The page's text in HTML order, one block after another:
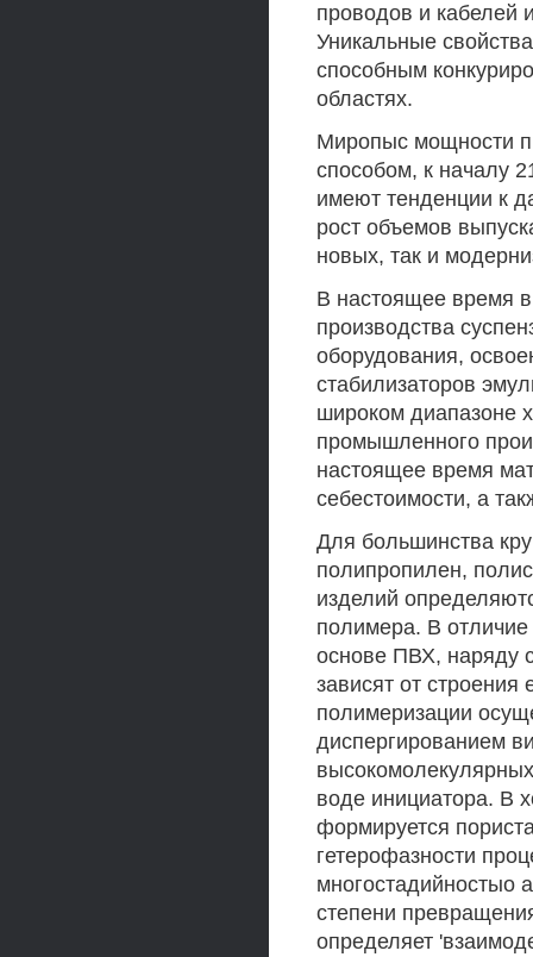
проводов и кабелей
Уникальные
способным
областях.
Миропыс мощности
способом, к началу
имеют тенденции к
рост объемов
новых, так и
В настоящее время
производства
оборудования,
стабилизаторов
широком диапазоне
промышленного
настоящее время
себестоимости, а
Для большинства
полипропилен,
изделий
полимера. В
основе ПВХ, наряду
зависят от строения
полимеризации
диспергированием
воде инициатора. В
формируется
гетерофазности
многостадийностыо
степени
определяет